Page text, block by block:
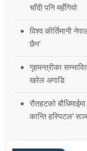
चाँदी पनि महँगियो
विश्व कीर्तिमानी
छैन’
गृहमन्त्रीका
खरेल अगाडि
रौतहटको
कान्ति हस्पिटल’